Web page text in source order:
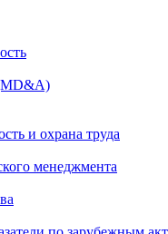
и охрана труда
менеджмента